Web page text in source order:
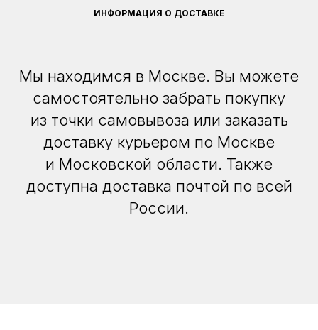
ИНФОРМАЦИЯ О ДОСТАВКЕ
Мы находимся в Москве. Вы можете
самостоятельно забрать покупку
из точки самовывоза или заказать
доставку курьером по Москве
и Московской области. Также
доступна доставка почтой по всей
России.